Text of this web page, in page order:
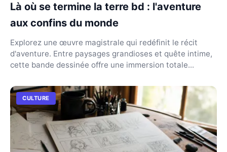
Là où se termine la terre bd : l'aventure
aux confins du monde
Explorez une œuvre magistrale qui redéfinit le récit
d'aventure. Entre paysages grandioses et quête intime,
cette bande dessinée offre une immersion totale...
CULTURE